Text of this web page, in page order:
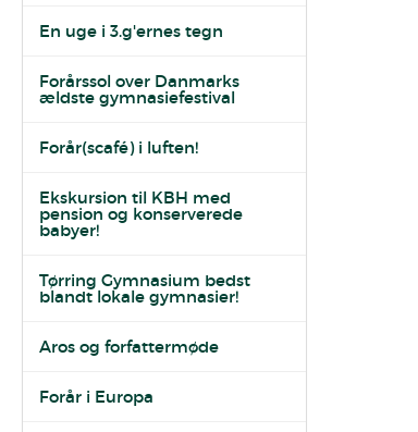
En uge i 3.g'ernes tegn
Forårssol over Danmarks
ældste gymnasiefestival
Forår(scafé) i luften!
Ekskursion til KBH med
pension og konserverede
babyer!
Tørring Gymnasium bedst
blandt lokale gymnasier!
Aros og forfattermøde
Forår i Europa